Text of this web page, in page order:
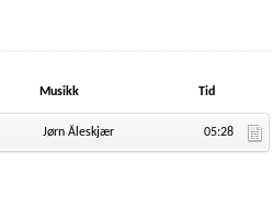
Musikk Tid
Jørn Åleskjær 05:28